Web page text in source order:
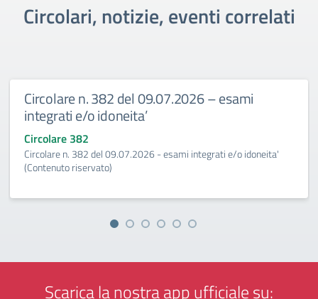
Circolari, notizie, eventi correlati
Circolare n. 382 del 09.07.2026 – esami
integrati e/o idoneita’
Circolare 382
Circolare n. 382 del 09.07.2026 - esami integrati e/o idoneita'
(Contenuto riservato)
Scarica la nostra app ufficiale su: